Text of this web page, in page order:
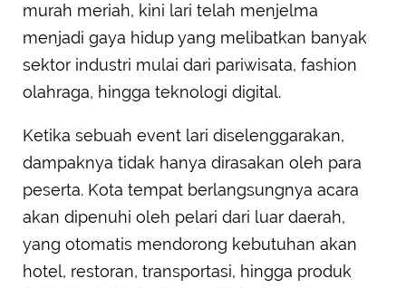
murah meriah, kini lari telah menjelma
menjadi gaya hidup yang melibatkan banyak
sektor industri mulai dari pariwisata, fashion
olahraga, hingga teknologi digital.
Ketika sebuah event lari diselenggarakan,
dampaknya tidak hanya dirasakan oleh para
peserta. Kota tempat berlangsungnya acara
akan dipenuhi oleh pelari dari luar daerah,
yang otomatis mendorong kebutuhan akan
hotel, restoran, transportasi, hingga produk